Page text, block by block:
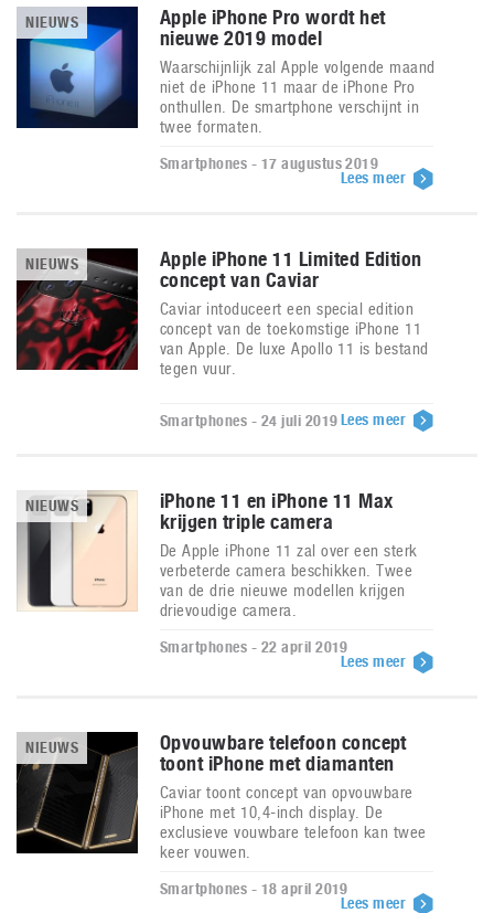
NIEUWS
Apple iPhone Pro wordt het
nieuwe 2019 model
Waarschijnlijk zal Apple volgende maand
niet de iPhone 11 maar de iPhone Pro
onthullen. De smartphone verschijnt in
twee formaten.
Smartphones - 17 augustus 2019
Lees meer
NIEUWS
Apple iPhone 11 Limited Edition
concept van Caviar
Caviar intoduceert een special edition
concept van de toekomstige iPhone 11
van Apple. De luxe Apollo 11 is bestand
tegen vuur.
Smartphones - 24 juli 2019Lees meer
NIEUWS
iPhone 11 en iPhone 11 Max
krijgen triple camera
De Apple iPhone 11 zal over een sterk
verbeterde camera beschikken. Twee
van de drie nieuwe modellen krijgen
drievoudige camera.
Smartphones - 22 april 2019
Lees meer
NIEUWS
Opvouwbare telefoon concept
toont iPhone met diamanten
Caviar toont concept van opvouwbare
iPhone met 10,4-inch display. De
exclusieve vouwbare telefoon kan twee
keer vouwen.
Smartphones - 18 april 2019
Lees meer